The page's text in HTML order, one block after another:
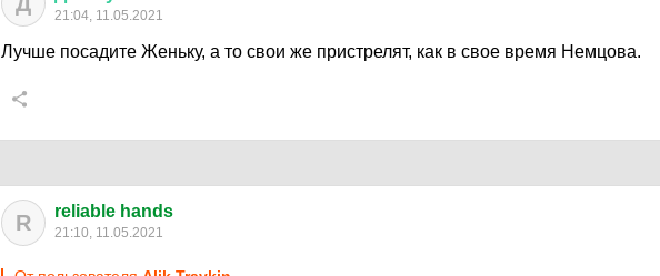
21:04, 11.05.2021
Лучше посадите Женьку, а то свои же пристрелят, как в свое время Немцова.
R reliable hands
21:10, 11.05.2021